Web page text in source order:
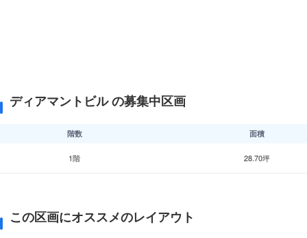
ディアマントビル の募集中区画
階数 面積
1階 28.70坪
この区画にオススメのレイアウト